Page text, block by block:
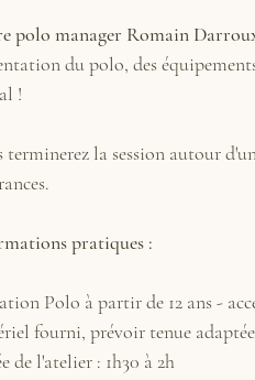
polo manager Romain
du polo, des
!
terminerez la session autour
pratiques :
Polo à partir de 12 ans -
fourni, prévoir tenue adaptée
de l'atelier : 1h30 à 2h